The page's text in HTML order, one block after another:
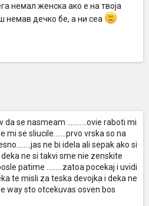
немал женска ако е на твоја
немав дечко бе, а ни сеа
da se nasmeam ...........ovie raboti mi
mi se sliucile.......prvo vrska so na
ne bi idela ali sepak ako si
ne si takvi sme nie zenskite
patime .........zatoa pocekaj i uvidi
te misli za teska devojka i deka ne
way sto otcekuvas osven bos